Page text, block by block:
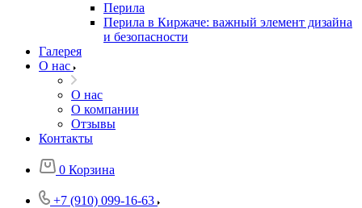
Перила
Перила в Киржаче: важный элемент дизайна
и безопасности
Галерея
О нас
О нас
О компании
Отзывы
Контакты
0 Корзина
+7 (910) 099-16-63